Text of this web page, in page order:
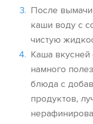
После
каши воду с
чистую
Каша
намного
блюда с
продуктов,